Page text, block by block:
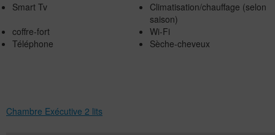
Smart Tv
Climatisation/chauffage (selon
saison)
coffre-fort
Wi-Fi
Téléphone
Sèche-cheveux
Chambre Exécutive 2 lits